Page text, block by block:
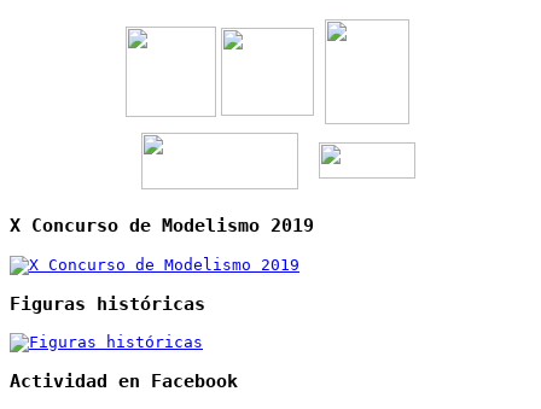
X Concurso de Modelismo 2019
Figuras históricas
Actividad en Facebook